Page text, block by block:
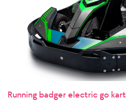
Running badger electric go kart